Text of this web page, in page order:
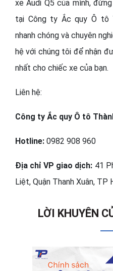
xe Audi Q5 của mình,
tại Công ty Ắc quy Ô tô
nhanh chóng và chuyên
hệ với chúng tôi để nhận
nhất cho chiếc xe của bạn.
Liên hệ:
Công ty Ắc quy Ô tô
Hotline: 0982 908 960
Địa chỉ VP giao dịch: 41
Liệt, Quận Thanh Xuân, TP
LỜI KHUYÊN